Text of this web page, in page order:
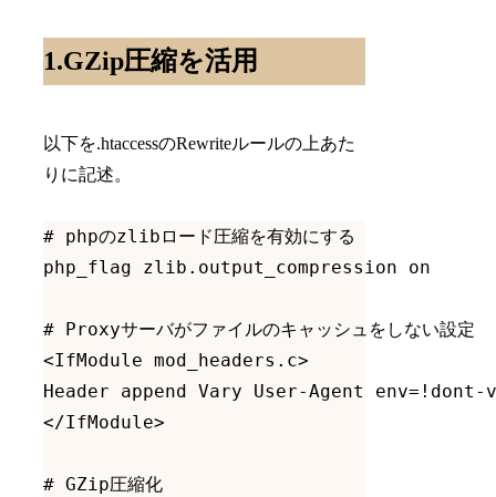
1.GZip圧縮を活用
以下を.htaccessのRewriteルールの上あた
りに記述。
# phpのzlibロード圧縮を有効にする
php_flag zlib.output_compression on
# Proxyサーバがファイルのキャッシュをしない設定
<IfModule mod_headers.c>
Header append Vary User-Agent env=!dont-
</IfModule>
# GZip圧縮化